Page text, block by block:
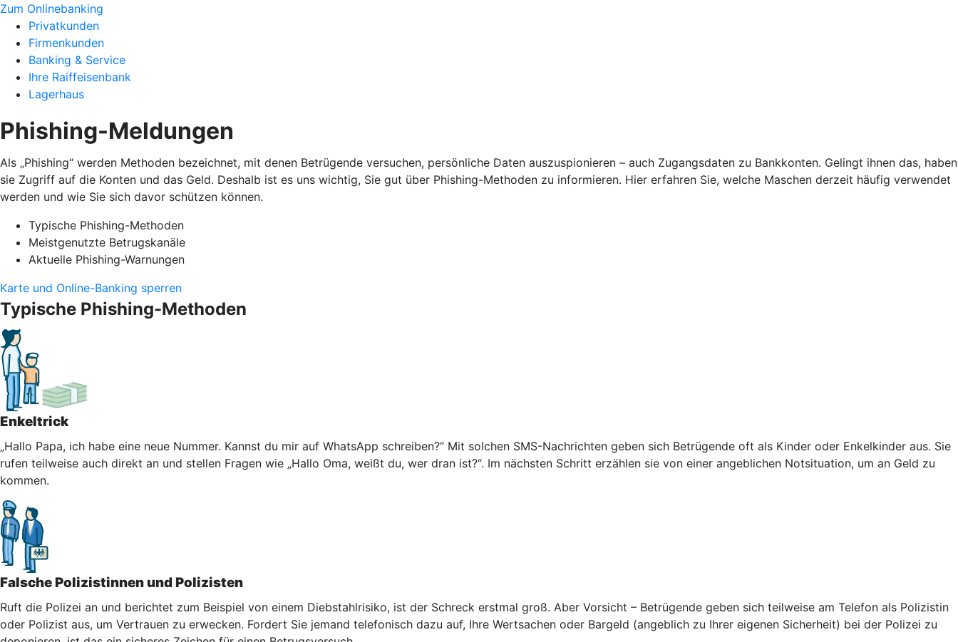
Zum Onlinebanking
Privatkunden
Firmenkunden
Banking & Service
Ihre Raiffeisenbank
Lagerhaus
Phishing-Meldungen
Als „Phishing“ werden Methoden bezeichnet, mit denen Betrügende versuchen, persönliche Daten auszuspionieren – auch Zugangsdaten zu Bankkonten. Gelingt ihnen das, haben
sie Zugriff auf die Konten und das Geld. Deshalb ist es uns wichtig, Sie gut über Phishing-Methoden zu informieren. Hier erfahren Sie, welche Maschen derzeit häufig verwendet
werden und wie Sie sich davor schützen können.
Typische Phishing-Methoden
Meistgenutzte Betrugskanäle
Aktuelle Phishing-Warnungen
Karte und Online-Banking sperren
Typische Phishing-Methoden
Enkeltrick
„Hallo Papa, ich habe eine neue Nummer. Kannst du mir auf WhatsApp schreiben?“ Mit solchen SMS-Nachrichten geben sich Betrügende oft als Kinder oder Enkelkinder aus. Sie
rufen teilweise auch direkt an und stellen Fragen wie „Hallo Oma, weißt du, wer dran ist?“. Im nächsten Schritt erzählen sie von einer angeblichen Notsituation, um an Geld zu
kommen.
Falsche Polizistinnen und Polizisten
Ruft die Polizei an und berichtet zum Beispiel von einem Diebstahlrisiko, ist der Schreck erstmal groß. Aber Vorsicht – Betrügende geben sich teilweise am Telefon als Polizistin
oder Polizist aus, um Vertrauen zu erwecken. Fordert Sie jemand telefonisch dazu auf, Ihre Wertsachen oder Bargeld (angeblich zu Ihrer eigenen Sicherheit) bei der Polizei zu